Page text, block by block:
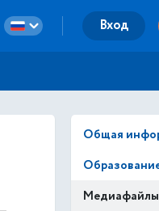
Вход
Общая
Медиафайлы